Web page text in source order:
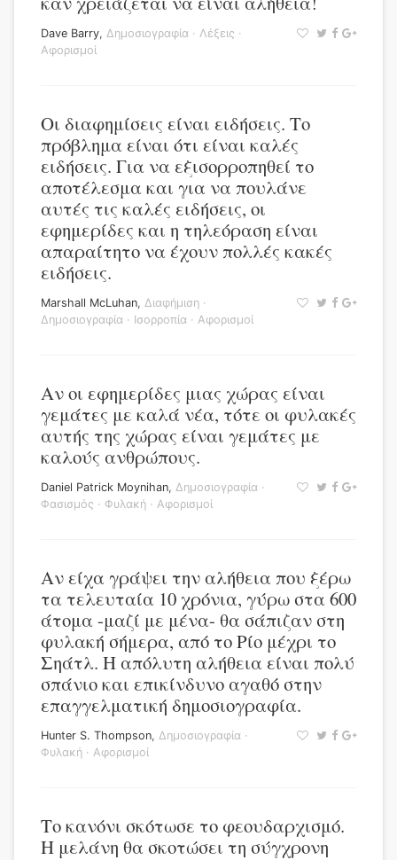
Dave Barry, Δημοσιογραφία · Λέξεις ·
Αφορισμοί
Οι διαφημίσεις είναι ειδήσεις. Το
πρόβλημα είναι ότι είναι καλές
ειδήσεις. Για να εξισορροπηθεί το
αποτέλεσμα και για να πουλάνε
αυτές τις καλές ειδήσεις, οι
εφημερίδες και η τηλεόραση είναι
απαραίτητο να έχουν πολλές κακές
ειδήσεις.
Marshall McLuhan, Διαφήμιση ·
Δημοσιογραφία · Ισορροπία · Αφορισμοί
Αν οι εφημερίδες μιας χώρας είναι
γεμάτες με καλά νέα, τότε οι φυλακές
αυτής της χώρας είναι γεμάτες με
καλούς ανθρώπους.
Daniel Patrick Moynihan, Δημοσιογραφία ·
Φασισμός · Φυλακή · Αφορισμοί
Αν είχα γράψει την αλήθεια που ξέρω
τα τελευταία 10 χρόνια, γύρω στα 600
άτομα -μαζί με μένα- θα σάπιζαν στη
φυλακή σήμερα, από το Ρίο μέχρι το
Σηάτλ. Η απόλυτη αλήθεια είναι πολύ
σπάνιο και επικίνδυνο αγαθό στην
επαγγελματική δημοσιογραφία.
Hunter S. Thompson, Δημοσιογραφία ·
Φυλακή · Αφορισμοί
Το κανόνι σκότωσε το φεουδαρχισμό.
Η μελάνη θα σκοτώσει τη σύγχρονη